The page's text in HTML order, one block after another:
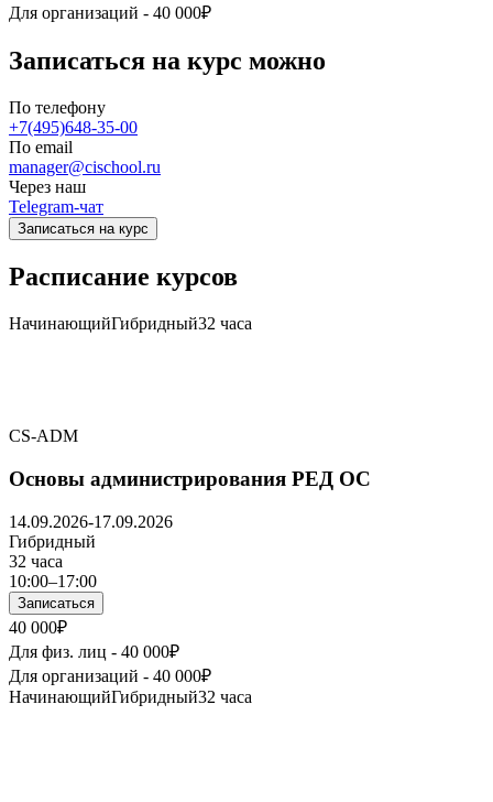
Для организаций - 40 000₽
Записаться на курс можно
По телефону
+7(495)648-35-00
По email
manager@cischool.ru
Через наш
Telegram-чат
Записаться на курс
Расписание курсов
НачинающийГибридный32 часа
CS-ADM
Основы администрирования РЕД ОС
14.09.2026-17.09.2026
Гибридный
32 часа
10:00–17:00
Записаться
40 000₽
Для физ. лиц - 40 000₽
Для организаций - 40 000₽
НачинающийГибридный32 часа